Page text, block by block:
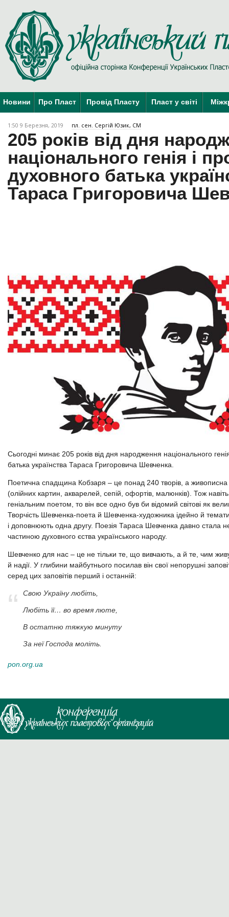
Новини Про Пласт Провід Пласту Пласт у світі
1:50 9 Березня, 2019 пл. сен. Сергій Юзик, СМ
205 років від дня
національного генія і
духовного батька
Тараса Григоровича
Сьогодні минає 205 років від дня народження національного
батька українства Тараса Григоровича Шевченка.
Поетична спадщина Кобзаря – це понад 240 творів, а живописна
(олійних картин, акварелей, сепій, офортів, малюнків). Тож
геніальним поетом, то він все одно був би відомий світові як
Творчість Шевченка-поета й Шевченка-художника ідейно й
і доповнюють одна другу. Поезія Тараса Шевченка давно стала
частиною духовного єства українського народу.
Шевченко для нас – це не тільки те, що вивчають, а й те, чим
й надії. У глибини майбутнього посилав він свої непорушні
серед цих заповітів перший і останній:
Свою Україну любіть,
Любіть її… во время люте,
В остатню тяжкую минуту
За неї Господа моліть.
pon.org.ua